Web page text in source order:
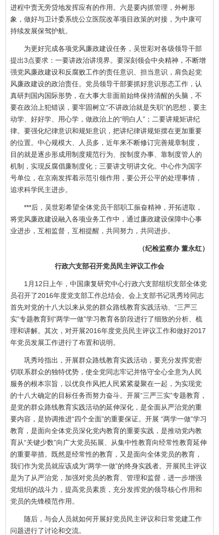
进程中责无旁贷地发挥应有的作用。六是要内抓管理，外树形
象，做好与卫计委系统公立医院改革项目政策的对接，为中康可
持续发展保驾护航。
为更好完成各项党风廉政建设任务，吴世彩对各级领导干部
提出3点要求：一要讲政治讲境界。要深刻领会中央精神，不断增
强党风廉政建设和反腐败工作的责任意识、担当意识，肩负起党
风廉政建设的政治责任。党员领导干部要抓好意识形态工作，认
真研判国内国际形势，在大事大非面前始终保持清醒的头脑，不
要在政治上犯错误，要牢固树立“不讲政治就是失职”的思想，要主
动学、好好学、用心学，做政治上的“明白人”；二要讲规矩讲纪
律。要强化纪律意识和规矩意识，把讲纪律讲规矩摆在更加重要
的位置。中心规模大、人员多，近年来不断修订完善规章制度，
目的就是逐步形成用制度规范行为、按制度办事、靠制度管人的
机制，实现反腐倡廉制度化；三要讲文明讲文化。中心作为国字
号单位，在京南发挥着示范引领作用，要公开公平的处理事情，
追求科学民主进步。
***后，吴世彩希望全体党员干部职工振奋精神，开拓进取，
将党风廉政建设融入各项业务工作中，通过廉政建设保障中心事
业进步，互相监督，互相提醒，共同努力，共同进步。
（纪检监察办 董永红）
行政六支部召开党员民主评议工作会
1月12日上午，中国康复研究中心行政六支部组织支部全体党
员召开了2016年度党支部工作总结会。会上支部书记巩秀玲同志
首先对党的十八大以来从党的群众路线教育实践活动、“三严三
实”专题教育到“两学一做”学习教育各阶段进行了细致的分析、梳
理和讲解。其次，对开展2016年度党员民主评议工作和做好2017
年党员发展工作进行了布置和说明。
巩秀玲指出，开展群众路线教育实践活动，要充分发挥党密
切联系群众的独特优势，使全党同志牢记并恪守全心全意为人民
服务的根本宗旨，以优良作风把人民紧紧凝聚在一起，为实现党
的十八大确定的目标任务而努力奋斗。开展“三严三实”专题教育，
是党的群众路线教育实践活动的延伸深化，是全面从严治党的重
要内容，是协调推进“四个全面”的重要保证。开展 “两学一做”学习
教育，是面向全体党员深化党内教育的重要实践，是推动党内教
育从“关键少数”向广大党员拓展、从集中性教育向经常性教育延伸
的重要举措。既然是经常性的教育，又是面向全体党员的教育，
我们作为党员就应该成为“两学一做”的终身实践者。开展民主评议
是为了从严治党，加强对党员的教育、管理和监督，进一步增强
党组织的战斗力，提高党员素质，充分发挥党的领导核心作用和
党员的先锋模范作用。
随后，与会人员就如何开展好党员民主评议和日常党建工作
问题进行了讨论和交流。